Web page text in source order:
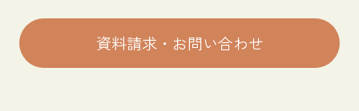
資料請求・お問い合わせ